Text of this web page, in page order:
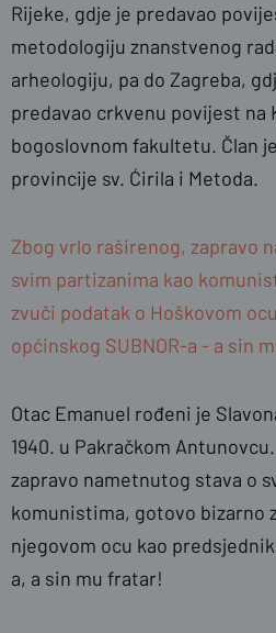
Rijeke, gdje je predavao
metodologiju znanstvenog
arheologiju, pa do Zagreba,
predavao crkvenu povijest na
bogoslovnom fakultetu. Član
provincije sv. Ćirila i Metoda.
Zbog vrlo raširenog, zapravo
svim partizanima kao
zvuči podatak o Hoškovom
općinskog SUBNOR-a - a sin
Otac Emanuel rođeni je
1940. u Pakračkom
zapravo nametnutog stava o
komunistima, gotovo bizarno
njegovom ocu kao
a, a sin mu fratar!